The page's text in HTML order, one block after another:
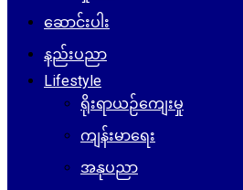
ဆောင်းပါး
နည်းပညာ
Lifestyle
ရိုးရာယဉ်ကျေးမှု
ကျန်းမာရေး
အနုပညာ